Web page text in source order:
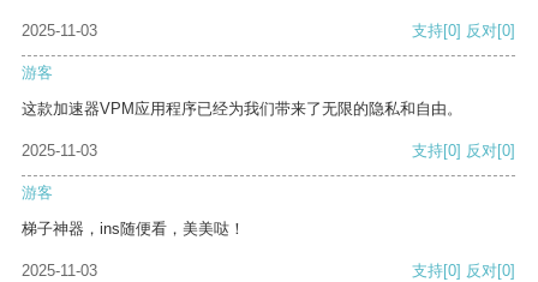
2025-11-03 支持[0] 反对[0]
游客
这款加速器VPM应用程序已经为我们带来了无限的隐私和自由。
2025-11-03 支持[0] 反对[0]
游客
梯子神器，ins随便看，美美哒！
2025-11-03 支持[0] 反对[0]